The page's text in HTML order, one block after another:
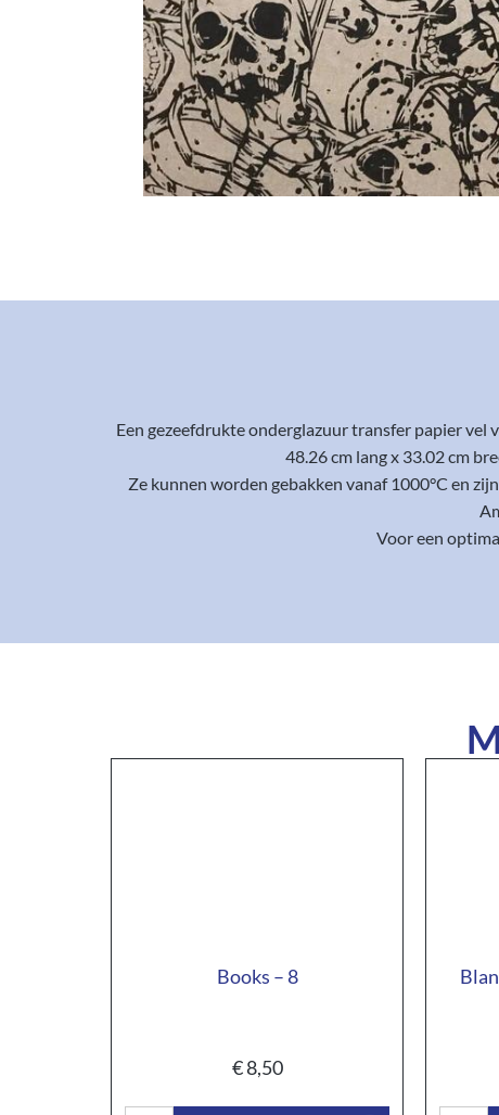
Een gezeefdrukte onderglazuur transfer papier vel
48.26 cm lang x 33.02 cm
Ze kunnen worden gebakken vanaf 1000°C en
Voor een
Books – 8
€8,50